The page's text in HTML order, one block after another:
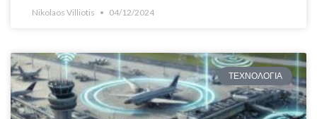
Nikolaos Villiotis 04/12/2024
ΤΕΧΝΟΛΟΓΙΑ